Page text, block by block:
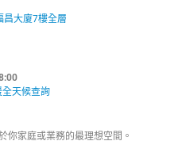
昌大廈7樓全層
18:00
天候查詢
你家庭或業務的最理想空間。